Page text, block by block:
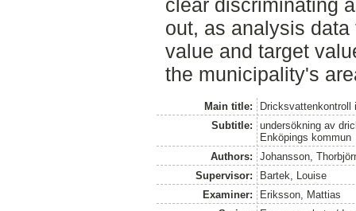
clear discriminating
out, as analysis
value and target
the municipality's
Main title:
Dricksvattenkontroll
Subtitle:
undersökning av
Enköpings kommun
Authors:
Johansson,
Supervisor:
Bartek, Louise
Examiner:
Eriksson, Mattias